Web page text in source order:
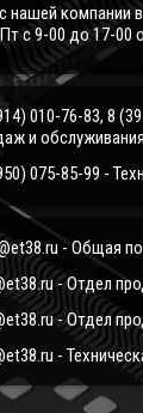
нашей компании
с 9-00 до 17-00
010-76-83, 8
и
075-85-99 -
- Общая
- Отдел
- Отдел
-